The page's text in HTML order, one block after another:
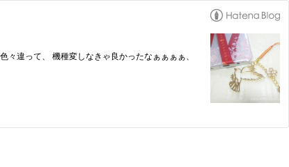
違って、 機種変しなきゃ良かったなぁぁぁぁ、